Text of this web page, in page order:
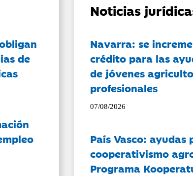
de
Noticias
Navarra: se
crédito para las
de jóvenes
profesionales
07/08/2026
País Vasco:
cooperativismo
Programa